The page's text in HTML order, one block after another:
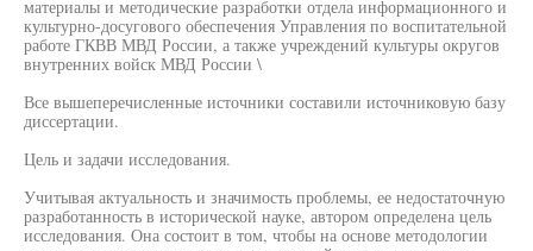
материалы и методические разработки отдела информационного и
культурно-досугового обеспечения Управления по воспитательной
работе ГКВВ МВД России, а также учреждений культуры округов
внутренних войск МВД России \
Все вышеперечисленные источники составили источниковую базу
диссертации.
Цель и задачи исследования.
Учитывая актуальность и значимость проблемы, ее недостаточную
разработанность в исторической науке, автором определена цель
исследования. Она состоит в том, чтобы на основе методологии